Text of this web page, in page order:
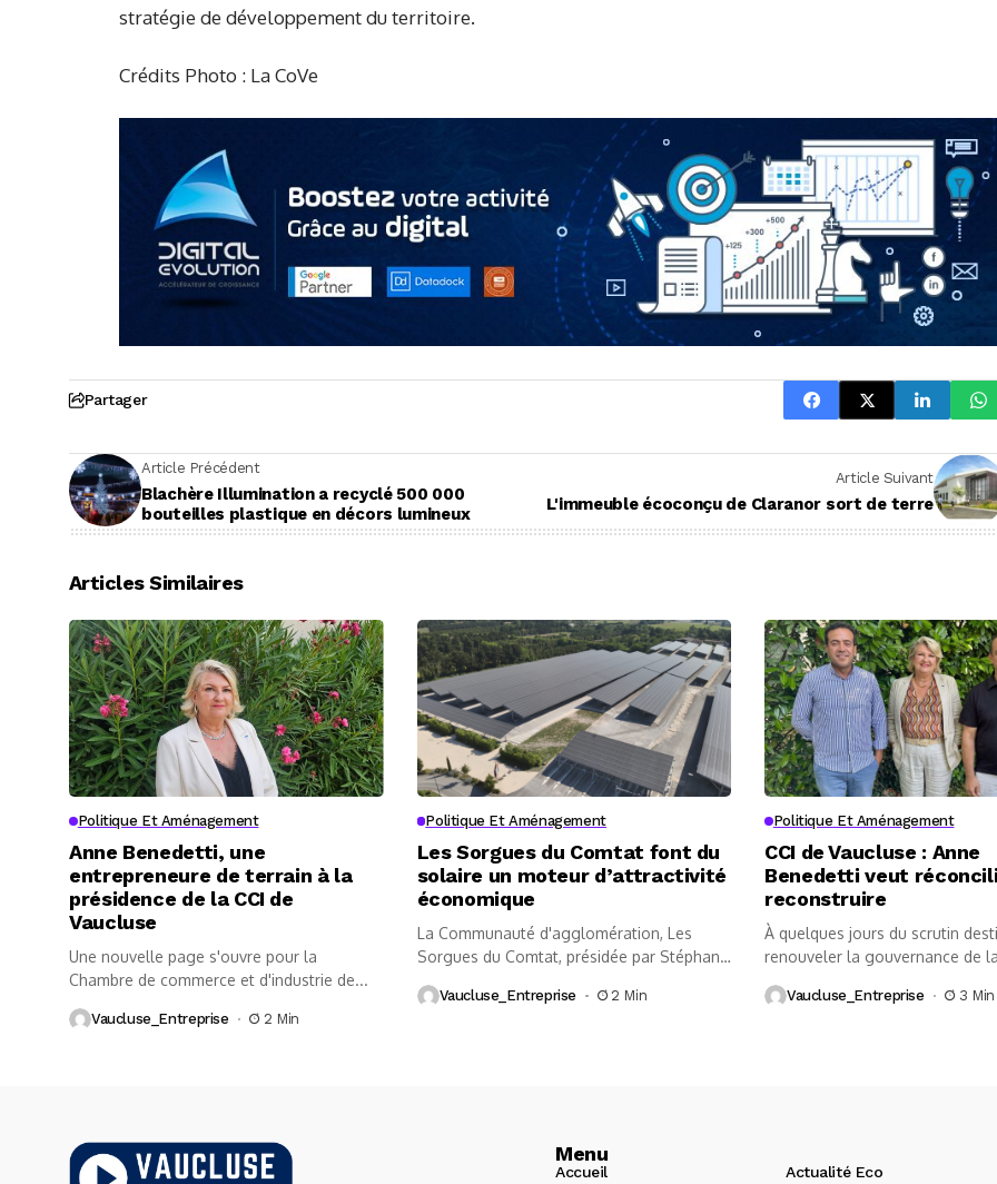
stratégie de développement du territoire.
Crédits Photo : La CoVe
Partager
Article Précédent
Blachère Illumination a recyclé 500 000
bouteilles plastique en décors lumineux
Article Suivant
L'immeuble écoconçu de Claranor sort de terre
Articles Similaires
Politique Et Aménagement
Anne Benedetti, une
entrepreneure de terrain à la
présidence de la CCI de
Vaucluse
Une nouvelle page s'ouvre pour la
Chambre de commerce et d'industrie de...
Vaucluse_Entreprise 2 Min
Politique Et Aménagement
Les Sorgues du Comtat font du
solaire un moteur d’attractivité
économique
La Communauté d'agglomération, Les
Sorgues du Comtat, présidée par Stéphane
Vaucluse_Entreprise 2 Min
Politique Et Aménagement
CCI de Vaucluse : Anne
Benedetti veut
reconstruire
À quelques jours du scrutin
renouveler la gouvernance de
Vaucluse_Entreprise 3 Min
Menu
Accueil Actualité Eco